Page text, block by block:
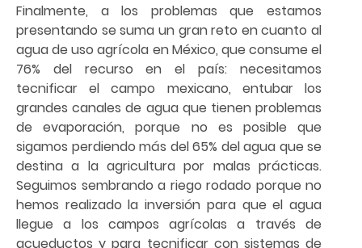
Finalmente, a los problemas que estamos
presentando se suma un gran reto en cuanto al
agua de uso agrícola en México, que consume el
76% del recurso en el país: necesitamos
tecnificar el campo mexicano, entubar los
grandes canales de agua que tienen problemas
de evaporación, porque no es posible que
sigamos perdiendo más del 65% del agua que se
destina a la agricultura por malas prácticas.
Seguimos sembrando a riego rodado porque no
hemos realizado la inversión para que el agua
llegue a los campos agrícolas a través de
acueductos y para tecnificar con sistemas de